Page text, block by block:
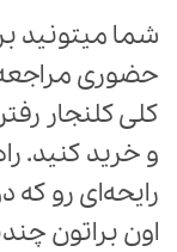
شما میتونید
حضوری مراجعه
کلی کلنجار
و خرید کنید.
رایحه‌ای رو
اون براتون